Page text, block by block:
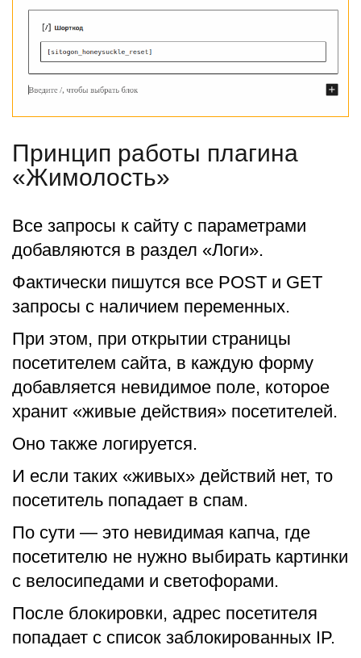
Принцип работы плагина
«Жимолость»
Все запросы к сайту с параметрами
добавляются в раздел «Логи».
Фактически пишутся все POST и GET
запросы с наличием переменных.
При этом, при открытии страницы
посетителем сайта, в каждую форму
добавляется невидимое поле, которое
хранит «живые действия» посетителей.
Оно также логируется.
И если таких «живых» действий нет, то
посетитель попадает в спам.
По сути — это невидимая капча, где
посетителю не нужно выбирать картинки
с велосипедами и светофорами.
После блокировки, адрес посетителя
попадает с список заблокированных IP.